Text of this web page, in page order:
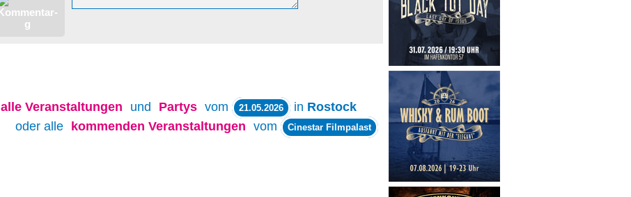
alle Veranstaltungen und Partys vom 21.05.2026 in Rostock
oder alle
kommenden Veranstaltungen vom Cinestar Filmpalast